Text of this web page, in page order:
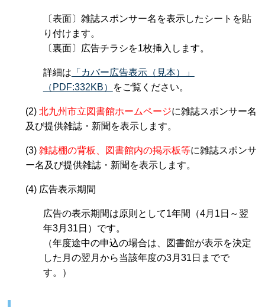
〔表面〕雑誌スポンサー名を表示したシートを貼
り付けます。
〔裏面〕広告チラシを1枚挿入します。
詳細は 「カバー広告表示（見本）」
（PDF:332KB）
をご覧ください。
(2) 北九州市立図書館ホームページに雑誌スポンサー名
及び提供雑誌・新聞を表示します。
(3) 雑誌棚の背板、図書館内の掲示板等に雑誌スポンサ
ー名及び提供雑誌・新聞を表示します。
(4) 広告表示期間
広告の表示期間は原則として1年間（4月1日～翌
年3月31日）です。
（年度途中の申込の場合は、図書館が表示を決定
した月の翌月から当該年度の3月31日までで
す。）